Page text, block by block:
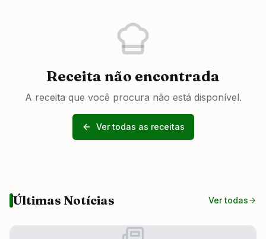
Receita não encontrada
A receita que você procura não está disponível.
Ver todas as receitas
Últimas Notícias Ver todas